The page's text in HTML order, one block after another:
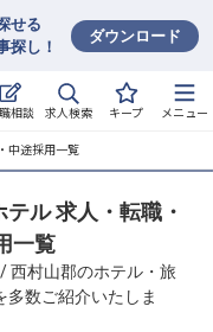
せる
探し！
ダウンロード
相談 求人検索 キープ メニュー
中途採用一覧
ル 求人・転職・
一覧
西村山郡のホテル・旅
数ご紹介いたしま